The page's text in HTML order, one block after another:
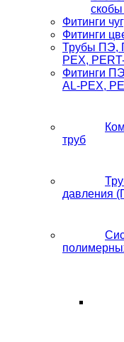
скобы
Фитинги
Фитинги
Трубы ПЭ,
PEX,
Фитинги
AL-PEX,
труб
давления